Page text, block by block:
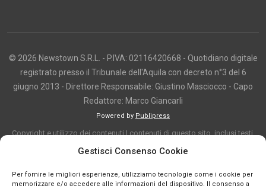
Gestisci Consenso Cookie
Per fornire le migliori esperienze, utilizziamo tecnologie come i cookie per
memorizzare e/o accedere alle informazioni del dispositivo. Il consenso a
© 2026 Newstown S.R.L. - P.IVA: 02116420668 - Quotidiano digitale
registrato presso il Tribunale dell'Aquila con decreto n°3 del 6
giugno 2013 - Direttore Responsabile: Giustino Masciocco - Capo
Redattore: Marco Giancarli
Powered by Publipress
Copyright e utilizzo dei contenuti I contenuti di questo sito, inclusi testi,
articoli, immagini, fotografie, video e grafica, sono protetti da copyright e
indicazione. La riproduzione totale o parziale dei contenuti è consentita